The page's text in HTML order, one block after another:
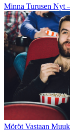
Minna Turusen Nyt
Möröt Vastaan